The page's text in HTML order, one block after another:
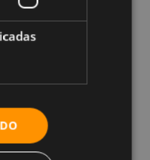
agarre Zercher,
del oso», porque
de que los
Nos debemos
decir, caminar
2 minutos, al